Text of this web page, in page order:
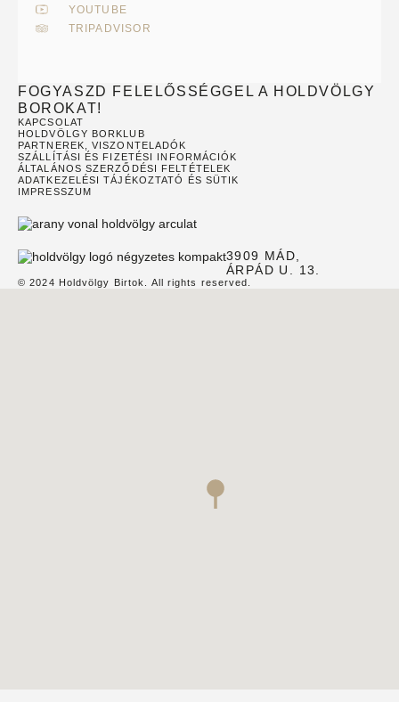
FOGYASZD FELELŐSSÉGGEL A HOLDVÖLGY
BOROKAT!
KAPCSOLAT
HOLDVÖLGY BORKLUB
PARTNEREK, VISZONTELADÓK
SZÁLLÍTÁSI ÉS FIZETÉSI INFORMÁCIÓK
ÁLTALÁNOS SZERZŐDÉSI FELTÉTELEK
ADATKEZELÉSI TÁJÉKOZTATÓ ÉS SÜTIK
IMPRESSZUM
3909 MÁD,
ÁRPÁD U. 13.
© 2024 Holdvölgy Birtok. All rights reserved.
YOUTUBE
TRIPADVISOR